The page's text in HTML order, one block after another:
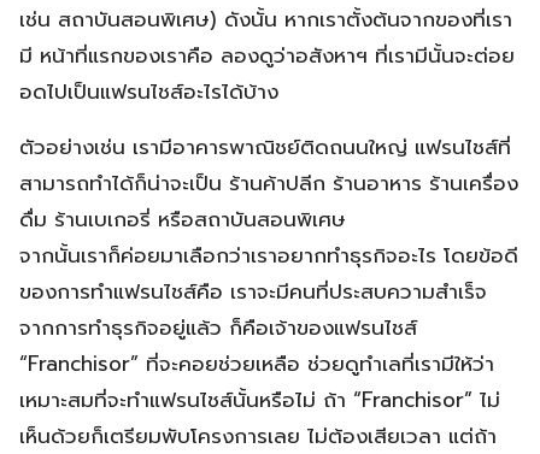
เช่น สถาบันสอนพิเศษ) ดังนั้น หากเราตั้งต้นจากของที่เรา
มี หน้าที่แรกของเราคือ ลองดูว่าอสังหาฯ ที่เรามีนั้นจะต่อย
อดไปเป็นแฟรนไชส์อะไรได้บ้าง
ตัวอย่างเช่น เรามีอาคารพาณิชย์ติดถนนใหญ่ แฟรนไชส์ที่
สามารถทำได้ก็น่าจะเป็น ร้านค้าปลีก ร้านอาหาร ร้านเครื่อง
ดื่ม ร้านเบเกอรี่ หรือสถาบันสอนพิเศษ
จากนั้นเราก็ค่อยมาเลือกว่าเราอยากทำธุรกิจอะไร โดยข้อดี
ของการทำแฟรนไชส์คือ เราจะมีคนที่ประสบความสำเร็จ
จากการทำธุรกิจอยู่แล้ว ก็คือเจ้าของแฟรนไชส์
“Franchisor” ที่จะคอยช่วยเหลือ ช่วยดูทำเลที่เรามีให้ว่า
เหมาะสมที่จะทำแฟรนไชส์นั้นหรือไม่ ถ้า “Franchisor” ไม่
เห็นด้วยก็เตรียมพับโครงการเลย ไม่ต้องเสียเวลา แต่ถ้า